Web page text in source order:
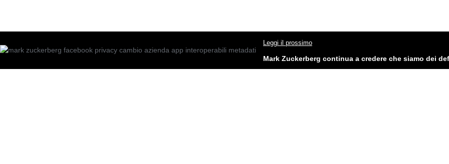
Leggi il prossimo
Mark Zuckerberg continua a credere che siamo dei